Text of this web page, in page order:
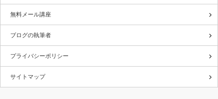
無料メール講座
ブログの執筆者
プライバシーポリシー
サイトマップ